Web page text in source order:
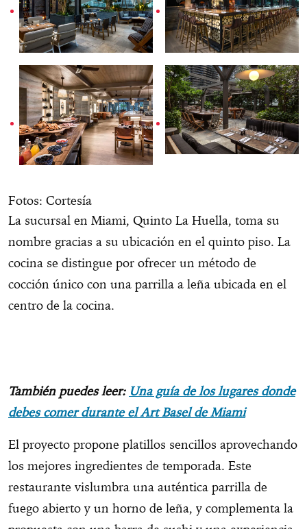
Fotos: Cortesía
La sucursal en Miami, Quinto La Huella, toma su
nombre gracias a su ubicación en el quinto piso. La
cocina se distingue por ofrecer un método de
cocción único con una parrilla a leña ubicada en el
centro de la cocina.
También puedes leer: Una guía de los lugares donde
debes comer durante el Art Basel de Miami
El proyecto propone platillos sencillos aprovechando
los mejores ingredientes de temporada. Este
restaurante vislumbra una auténtica parrilla de
fuego abierto y un horno de leña, y complementa la